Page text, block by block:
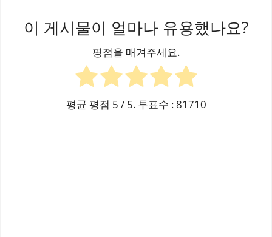
이 게시물이 얼마나 유용했나요?
평점을 매겨주세요.
평균 평점 5 / 5. 투표수 : 81710